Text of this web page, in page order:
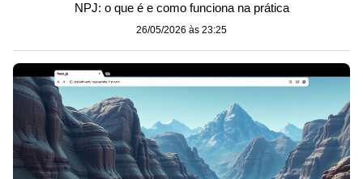
NPJ: o que é e como funciona na prática
26/05/2026 às 23:25